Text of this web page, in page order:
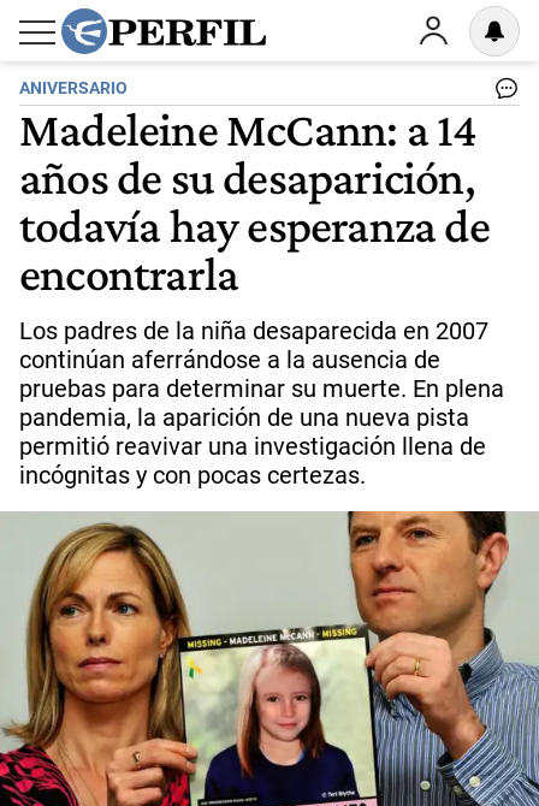
ANIVERSARIO
Madeleine McCann: a 14
años de su desaparición,
todavía hay esperanza de
encontrarla
Los padres de la niña desaparecida en 2007
continúan aferrándose a la ausencia de
pruebas para determinar su muerte. En plena
pandemia, la aparición de una nueva pista
permitió reavivar una investigación llena de
incógnitas y con pocas certezas.